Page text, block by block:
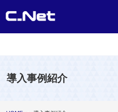
導入事例紹介